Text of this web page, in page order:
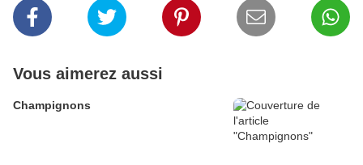
Vous aimerez aussi
Champignons